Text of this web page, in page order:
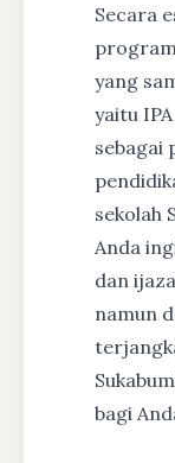
Secara
yang
yaitu
sebagai
sekolah
Anda
dan
namun
bagi